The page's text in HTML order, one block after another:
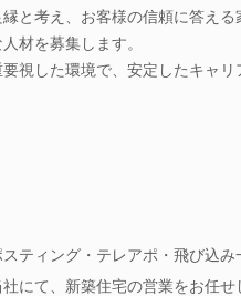
と考え、お客様の信頼に答える
材を募集します。
視した環境で、安定したキャリ
ティング・テレアポ・飛び込
にて、新築住宅の営業をお任せ